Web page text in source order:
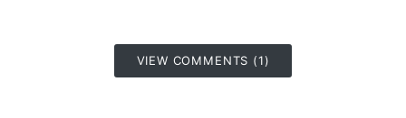
VIEW COMMENTS (1)